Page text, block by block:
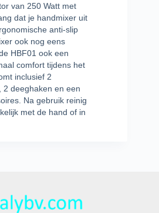
van 250 Watt met
dat je handmixer uit
anti-slip
ook nog eens
HBF01 ook een
comfort tijdens het
inclusief 2
deeghaken en een
Na gebruik reinig
met de hand of in